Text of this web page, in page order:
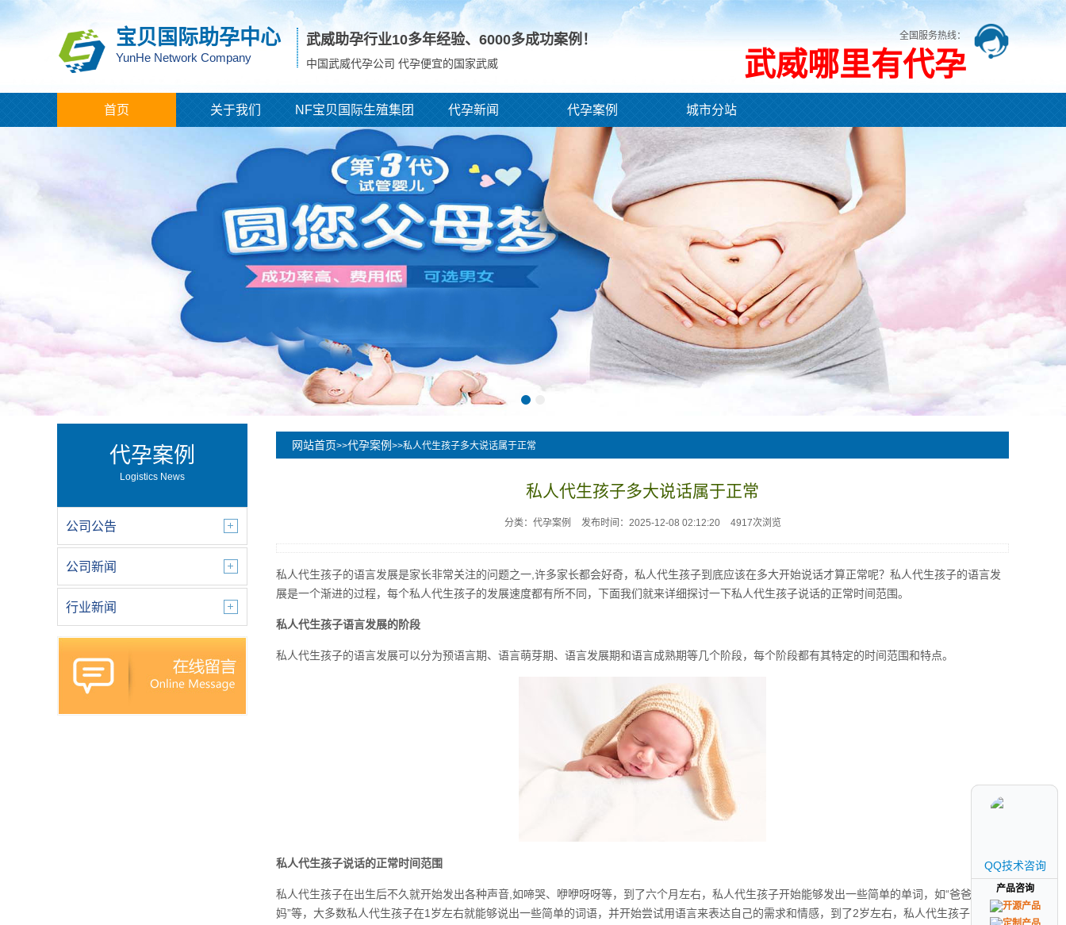
宝贝国际助孕中心
YunHe Network Company
武威助孕行业10多年经验、 6000多成功案例！
中国武威代孕公司 代孕便宜的国家武威
全国服务热线：
武威哪里有代孕
首页 关于我们 NF宝贝国际生殖集团 代孕新闻 代孕案例 城市分站
代孕案例
Logistics News
公司公告
公司新闻
行业新闻
网站首页>>代孕案例 >>私人代生孩子多大说话属于正常
私人代生孩子多大说话属于正常
分类：代孕案例 发布时间：2025-12-08 02:12:20 4917次浏览
私人代生孩子的语言发展是家长非常关注的问题之一,许多家长都会好奇，私人代生孩子到底应该在多大开始说话才算正常呢？私人代生孩子的语言发
展是一个渐进的过程，每个私人代生孩子的发展速度都有所不同，下面我们就来详细探讨一下私人代生孩子说话的正常时间范围。
私人代生孩子语言发展的阶段
私人代生孩子的语言发展可以分为预语言期、语言萌芽期、语言发展期和语言成熟期等几个阶段，每个阶段都有其特定的时间范围和特点。
私人代生孩子说话的正常时间范围
私人代生孩子在出生后不久就开始发出各种声音,如啼哭、咿咿呀呀等，到了六个月左右，私人代生孩子开始能够发出一些简单的单词，如“爸爸”、“妈
妈”等，大多数私人代生孩子在1岁左右就能够说出一些简单的词语，并开始尝试用语言来表达自己的需求和情感，到了2岁左右，私人代生孩子的词汇
QQ技术咨询
产品咨询
QQ技术咨询
产品咨询